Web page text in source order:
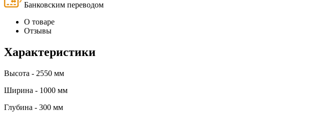
Банковским переводом
О товаре
Отзывы
Характеристики
Высота - 2550 мм
Ширина - 1000 мм
Глубина - 300 мм